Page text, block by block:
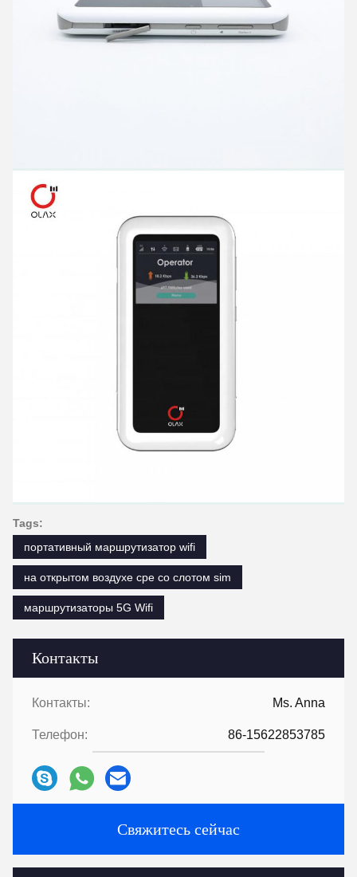
Контакты
Контакты: Ms. Anna
Телефон: 86-15622853785
Свяжитесь сейчас
Tags:
портативный маршрутизатор wifi
на открытом воздухе cpe со слотом sim
маршрутизаторы 5G Wifi